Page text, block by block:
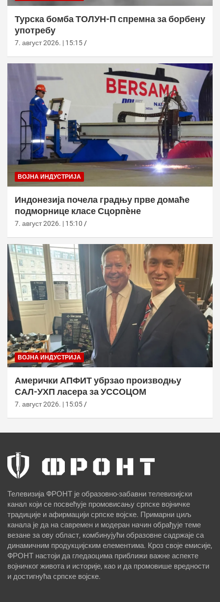
Турска бомба ТОЛУН-П спремна за борбену
употребу
7. август 2026. | 15:15
ВОЈНА ИНДУСТРИЈА
Индонезија почела градњу прве домаће
подморнице класе Сцорпèне
7. август 2026. | 15:10
ВОЈНА ИНДУСТРИЈА
Амерички АПФИТ убрзао производњу
САЛ-УХП ласера за УССОЦОМ
7. август 2026. | 15:05
Телевизија ФРОНТ је образовно-забавни телевизијски
канал који се посвећује промовисању српске војничке
традиције и афирмацији српске војске. Примарни циљ
канала је да на савремен и модеран начин обрађује теме
везане за ову област, комбинујући образовне садржаје са
динамичним продукцијским елементима. Кроз своје емисије,
ФРОНТ настоји да гледаоцима приближи важне аспекте
војничког живота и историје, као и да промовише вредности
и достигнућа српске војске.